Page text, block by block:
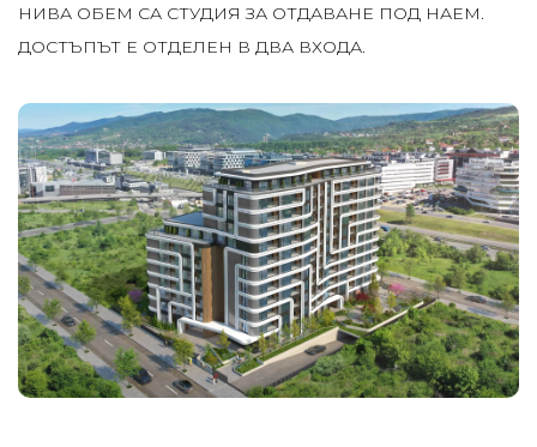
НИВА ОБЕМ СА СТУДИЯ ЗА ОТДАВАНЕ ПОД НАЕМ.
ДОСТЪПЪТ Е ОТДЕЛЕН В ДВА ВХОДА.